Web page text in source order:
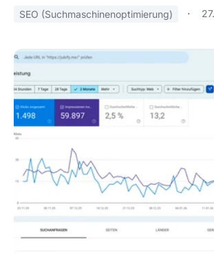
SEO (Suchmaschinenoptimierung)